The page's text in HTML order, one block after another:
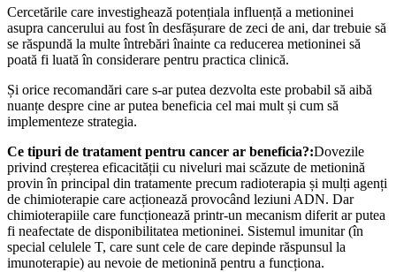
Cercetările care investighează potențiala influență a metioninei
asupra cancerului au fost în desfășurare de zeci de ani, dar trebuie să
se răspundă la multe întrebări înainte ca reducerea metioninei să
poată fi luată în considerare pentru practica clinică.
Și orice recomandări care s-ar putea dezvolta este probabil să aibă
nuanțe despre cine ar putea beneficia cel mai mult și cum să
implementeze strategia.
Ce tipuri de tratament pentru cancer ar beneficia?:Dovezile
privind creșterea eficacității cu niveluri mai scăzute de metionină
provin în principal din tratamente precum radioterapia și mulți agenți
de chimioterapie care acționează provocând leziuni ADN. Dar
chimioterapiile care funcționează printr-un mecanism diferit ar putea
fi neafectate de disponibilitatea metioninei. Sistemul imunitar (în
special celulele T, care sunt cele de care depinde răspunsul la
imunoterapie) au nevoie de metionină pentru a funcționa.